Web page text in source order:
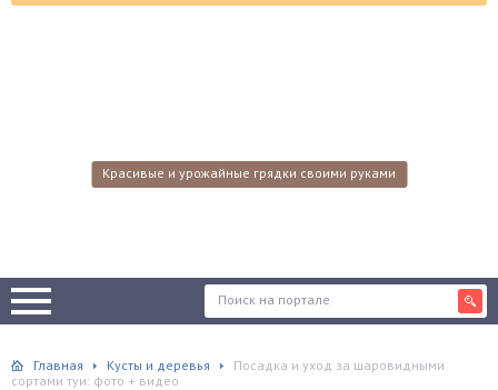
Красивые и урожайные грядки своими руками
Главная Кусты и деревья
Посадка и уход за шаровидными
сортами туи: фото + видео